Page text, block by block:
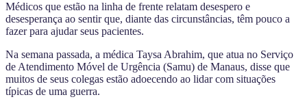
Médicos que estão na linha de frente relatam desespero e
desesperança ao sentir que, diante das circunstâncias, têm pouco a
fazer para ajudar seus pacientes.
Na semana passada, a médica Taysa Abrahim, que atua no Serviço
de Atendimento Móvel de Urgência (Samu) de Manaus, disse que
muitos de seus colegas estão adoecendo ao lidar com situações
típicas de uma guerra.